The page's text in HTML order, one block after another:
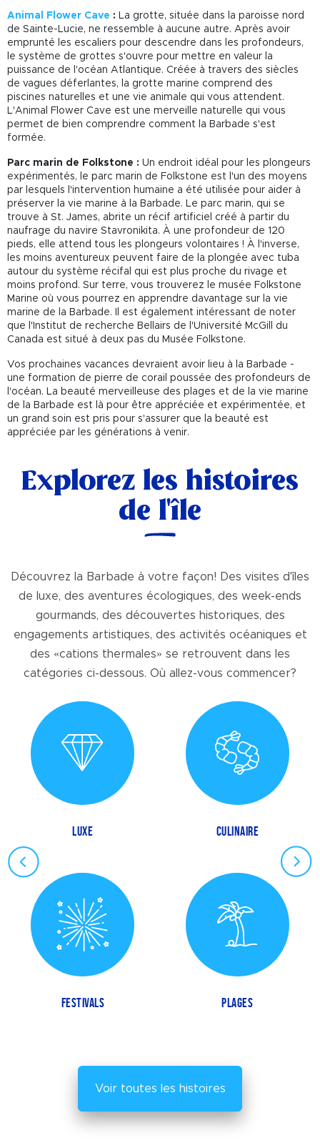
Animal Flower Cave : La grotte, située dans la paroisse nord
de Sainte-Lucie, ne ressemble à aucune autre. Après avoir
emprunté les escaliers pour descendre dans les profondeurs,
le système de grottes s'ouvre pour mettre en valeur la
puissance de l'océan Atlantique. Créée à travers des siècles
de vagues déferlantes, la grotte marine comprend des
piscines naturelles et une vie animale qui vous attendent.
L'Animal Flower Cave est une merveille naturelle qui vous
permet de bien comprendre comment la Barbade s'est
formée.
Parc marin de Folkstone : Un endroit idéal pour les plongeurs
expérimentés, le parc marin de Folkstone est l'un des moyens
par lesquels l'intervention humaine a été utilisée pour aider à
préserver la vie marine à la Barbade. Le parc marin, qui se
trouve à St. James, abrite un récif artificiel créé à partir du
naufrage du navire Stavronikita. À une profondeur de 120
pieds, elle attend tous les plongeurs volontaires ! À l'inverse,
les moins aventureux peuvent faire de la plongée avec tuba
autour du système récifal qui est plus proche du rivage et
moins profond. Sur terre, vous trouverez le musée Folkstone
Marine où vous pourrez en apprendre davantage sur la vie
marine de la Barbade. Il est également intéressant de noter
que l'Institut de recherche Bellairs de l'Université McGill du
Canada est situé à deux pas du Musée Folkstone.
Vos prochaines vacances devraient avoir lieu à la Barbade -
une formation de pierre de corail poussée des profondeurs de
l'océan. La beauté merveilleuse des plages et de la vie marine
de la Barbade est là pour être appréciée et expérimentée, et
un grand soin est pris pour s'assurer que la beauté est
appréciée par les générations à venir.
Explorez les histoires
de l'île
Découvrez la Barbade à votre façon! Des visites d'îles
de luxe, des aventures écologiques, des week-ends
gourmands, des découvertes historiques, des
engagements artistiques, des activités océaniques et
des «cations thermales» se retrouvent dans les
catégories ci-dessous. Où allez-vous commencer?
LUXE
FESTIVALS
CULINAIRE
PLAGES
Voir toutes les histoires